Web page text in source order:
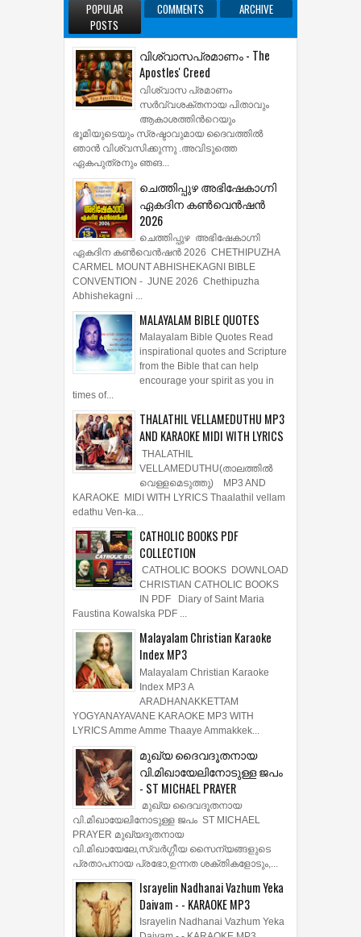
POPULAR
POSTS
COMMENTS ARCHIVE
വിശ്വാസപ്രമാണം - The
Apostles' Creed
വിശ്വാസ പ്രമാണം
സര്‍വ്വശക്തനായ പിതാവും
ആകാശത്തിന്‍റെയും
ഭൂമിയുടെയും സ്രഷ്ടാവുമായ ദൈവത്തില്‍
ഞാന്‍ വിശ്വസിക്കുന്നു .അവിടുത്തെ
ഏകപുത്രനും ഞങ...
ചെത്തിപ്പുഴ അഭിഷേകാഗ്നി
ഏകദിന കൺവെൻഷൻ
2026
ചെത്തിപ്പുഴ അഭിഷേകാഗ്നി
ഏകദിന കൺവെൻഷൻ 2026 CHETHIPUZHA
CARMEL MOUNT ABHISHEKAGNI BIBLE
CONVENTION - JUNE 2026 Chethipuzha
Abhishekagni ...
MALAYALAM BIBLE QUOTES
Malayalam Bible Quotes Read
inspirational quotes and Scripture
from the Bible that can help
encourage your spirit as you in
times of...
THALATHIL VELLAMEDUTHU MP3
AND KARAOKE MIDI WITH LYRICS
THALATHIL
VELLAMEDUTHU(താലത്തില്‍
വെള്ളമെടുത്തു) MP3 AND
KARAOKE MIDI WITH LYRICS Thaalathil vellam
edathu Ven-ka...
CATHOLIC BOOKS PDF
COLLECTION
CATHOLIC BOOKS DOWNLOAD
CHRISTIAN CATHOLIC BOOKS
IN PDF Diary of Saint Maria
Faustina Kowalska PDF ...
Malayalam Christian Karaoke
Index MP3
Malayalam Christian Karaoke
Index MP3 A
ARADHANAKKETTAM
YOGYANAYAVANE KARAOKE MP3 WITH
LYRICS Amme Amme Thaaye Ammakkek...
മുഖ്യ ദൈവദൂതനായ
വി.മിഖായേലിനോടുള്ള ജപം
- ST MICHAEL PRAYER
മുഖ്യ ദൈവദൂതനായ
വി.മിഖായേലിനോടുള്ള ജപം ST MICHAEL
PRAYER മുഖ്യദൂതനായ
വി.മിഖായേലേ,സ്വർഗ്ഗീയ സൈന്യങ്ങളുടെ
പ്രതാപനായ പ്രഭോ,ഉന്നത ശക്തികളോടും,...
Israyelin Nadhanai Vazhum Yeka
Daivam - - KARAOKE MP3
Israyelin Nadhanai Vazhum Yeka